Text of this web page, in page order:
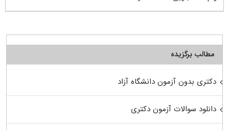
مطالب برگزیده
دکتری بدون آزمون دانشگاه آزاد
دانلود سوالات آزمون دکتری